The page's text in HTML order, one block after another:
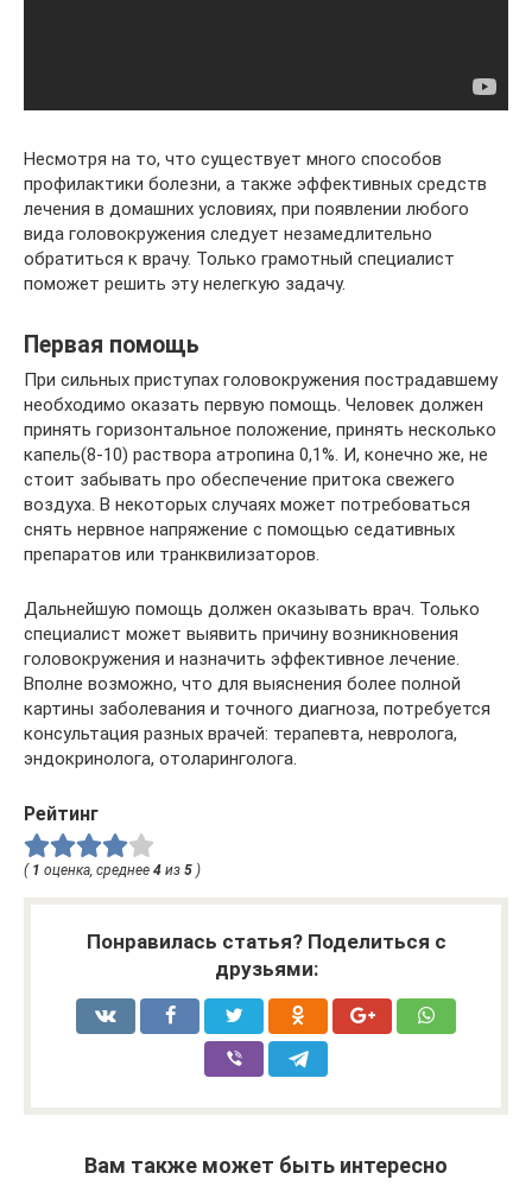
Несмотря на то, что существует много способов
профилактики болезни, а также эффективных средств
лечения в домашних условиях, при появлении любого
вида головокружения следует незамедлительно
обратиться к врачу. Только грамотный специалист
поможет решить эту нелегкую задачу.
Первая помощь
При сильных приступах головокружения пострадавшему
необходимо оказать первую помощь. Человек должен
принять горизонтальное положение, принять несколько
капель(8-10) раствора атропина 0,1%. И, конечно же, не
стоит забывать про обеспечение притока свежего
воздуха. В некоторых случаях может потребоваться
снять нервное напряжение с помощью седативных
препаратов или транквилизаторов.
Дальнейшую помощь должен оказывать врач. Только
специалист может выявить причину возникновения
головокружения и назначить эффективное лечение.
Вполне возможно, что для выяснения более полной
картины заболевания и точного диагноза, потребуется
консультация разных врачей: терапевта, невролога,
эндокринолога, отоларинголога.
Рейтинг
( 1 оценка, среднее 4 из 5 )
Понравилась статья? Поделиться с
друзьями:
Вам также может быть интересно